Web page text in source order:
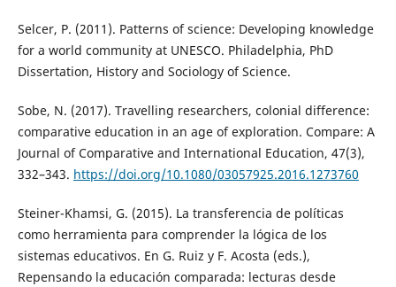
Selcer, P. (2011). Patterns of science: Developing knowledge
for a world community at UNESCO. Philadelphia, PhD
Dissertation, History and Sociology of Science.
Sobe, N. (2017). Travelling researchers, colonial difference:
comparative education in an age of exploration. Compare: A
Journal of Comparative and International Education, 47(3),
332–343. https://doi.org/10.1080/03057925.2016.1273760
Steiner-Khamsi, G. (2015). La transferencia de políticas
como herramienta para comprender la lógica de los
sistemas educativos. En G. Ruiz y F. Acosta (eds.),
Repensando la educación comparada: lecturas desde